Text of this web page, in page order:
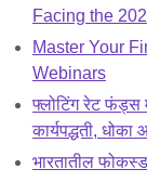
Facing the
Master Your
Webinars
फ्लोटिंग रेट फंड्स
कार्यपद्धती,
भारतातील